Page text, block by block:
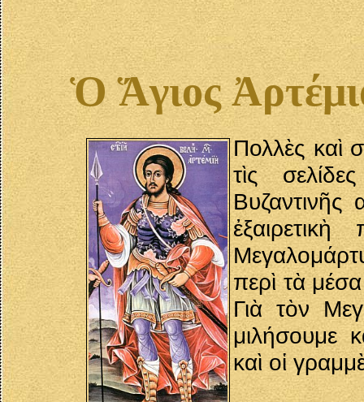
Ὁ Ἅγιος
Πολλὲς καὶ
τὶς
Βυζαντινῆς
περὶ τὰ
Γιὰ τὸν
μιλήσουμε
καὶ οἱ